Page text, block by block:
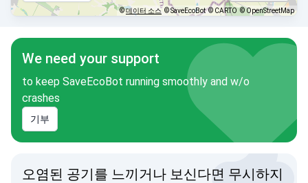
©데이터 소스 © SaveEcoBot © CARTO © OpenStreetMap
We need your support
to keep SaveEcoBot running smoothly and w/o
crashes
기부
오염된 공기를 느끼거나 보신다면 무시하지